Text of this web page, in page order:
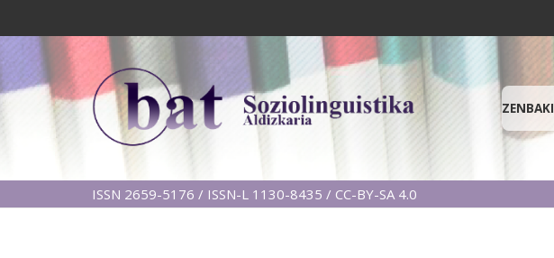
ISSN 2659-5176 / ISSN-L 1130-8435 / CC-BY-SA 4.0